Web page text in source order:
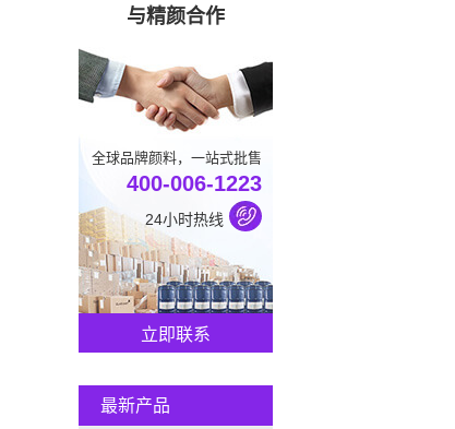
与精颜合作
全球品牌颜料，一站式批售
400-006-1223
24小时热线
立即联系
最新产品